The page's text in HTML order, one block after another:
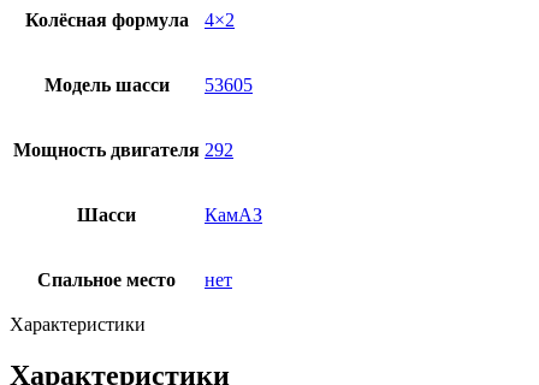
Колёсная формула 4×2
Модель шасси 53605
Мощность двигателя 292
Шасси КамАЗ
Спальное место нет
Характеристики
Характеристики